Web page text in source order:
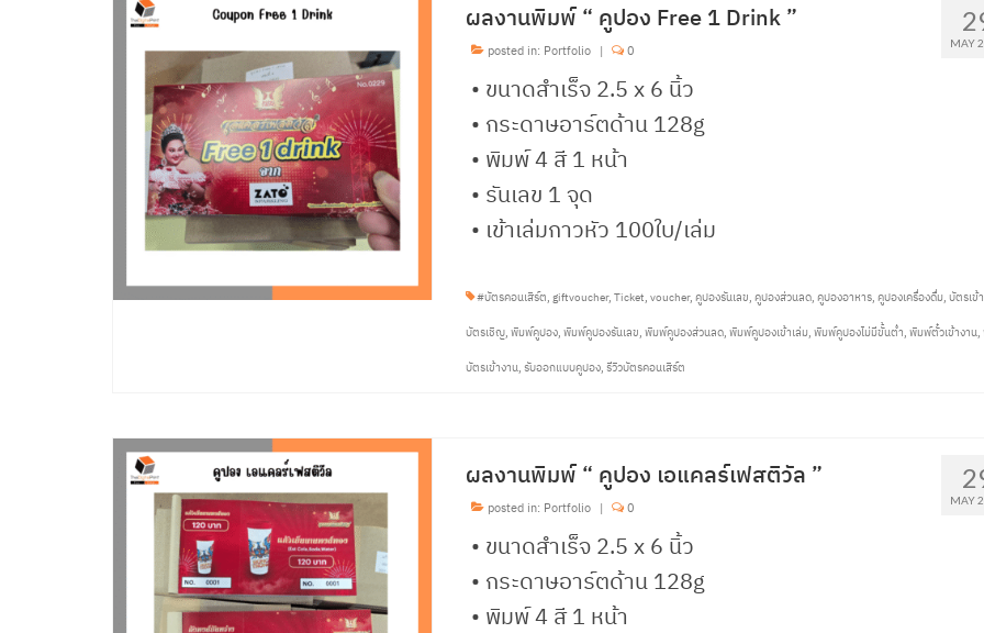
MAY
ผลงานพิมพ์ “ คูปอง Free 1 Drink ”
posted in: Portfolio | 0
• ขนาดสำเร็จ 2.5 x 6 นิ้ว
• กระดาษอาร์ตด้าน 128g
• พิมพ์ 4 สี 1 หน้า
• รันเลข 1 จุด
• เข้าเล่มกาวหัว 100ใบ/เล่ม
#บัตรคอนเสิร์ต ,giftvoucher,Ticket ,voucher,คูปองรันเลข ,คูปองส่วนลด ,คูปองอาหาร ,คูปองเครื่องดื่ม ,บัตรเข้
บัตรเชิญ ,พิมพ์คูปอง ,พิมพ์คูปองรันเลข ,พิมพ์คูปองส่วนลด ,พิมพ์คูปองเข้าเล่ม ,พิมพ์คูปองไม่มีขั้นต่ำ ,พิมพ์ตั๋วเข้างาน ,
บัตรเข้างาน ,รับออกแบบคูปอง ,รีวิวบัตรคอนเสิร์ต
MAY
ผลงานพิมพ์ “ คูปอง เอแคลร์เฟสติวัล ”
posted in: Portfolio | 0
• ขนาดสำเร็จ 2.5 x 6 นิ้ว
• กระดาษอาร์ตด้าน 128g
• พิมพ์ 4 สี 1 หน้า